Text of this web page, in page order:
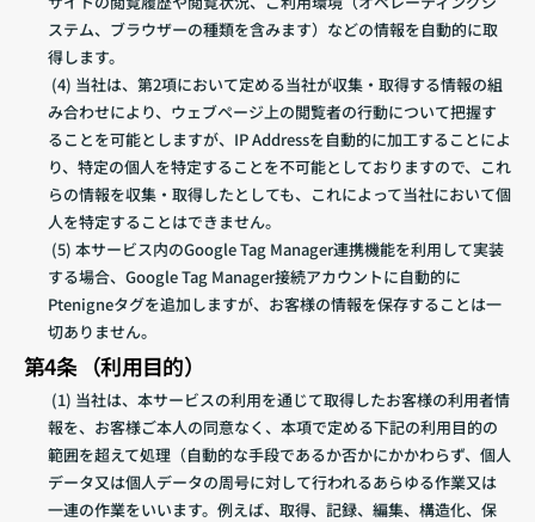
ステム、ブラウザーの種類を含みます）などの情報を自動的に取
得します。
み合わせにより、ウェブページ上の閲覧者の行動について把握す
ることを可能としますが、IP Addressを自動的に加工することによ
り、特定の個人を特定することを不可能としておりますので、これ
らの情報を収集・取得したとしても、これによって当社において個
人を特定することはできません。
する場合、Google Tag Manager接続アカウントに自動的に
Ptenigneタグを追加しますが、お客様の情報を保存することは一
切ありません。
第4条 （利用目的）
報を、お客様ご本人の同意なく、本項で定める下記の利用目的の
範囲を超えて処理（自動的な手段であるか否かにかかわらず、個人
データ又は個人データの周号に対して行われるあらゆる作業又は
一連の作業をいいます。例えば、取得、記録、編集、構造化、保